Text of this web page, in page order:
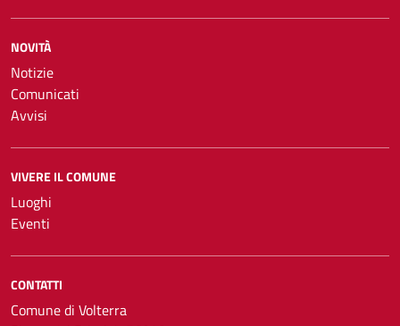
NOVITÀ
Notizie
Comunicati
Avvisi
VIVERE IL COMUNE
Luoghi
Eventi
CONTATTI
Comune di Volterra